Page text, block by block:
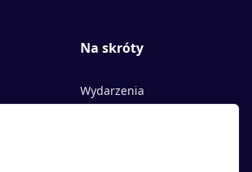
Na skróty
Wydarzenia